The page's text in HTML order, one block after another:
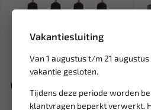
Vakantiesluiting
Van 1 augustus t/m 21
vakantie gesloten.
Tijdens deze periode worden
klantvragen beperkt verwerkt.
FORCE Mini pick & haak set 4
delig 904U4